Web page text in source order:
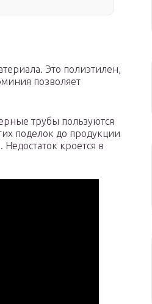
Это полиэтилен,
позволяет
трубы пользуются
поделок до продукции
кроется в